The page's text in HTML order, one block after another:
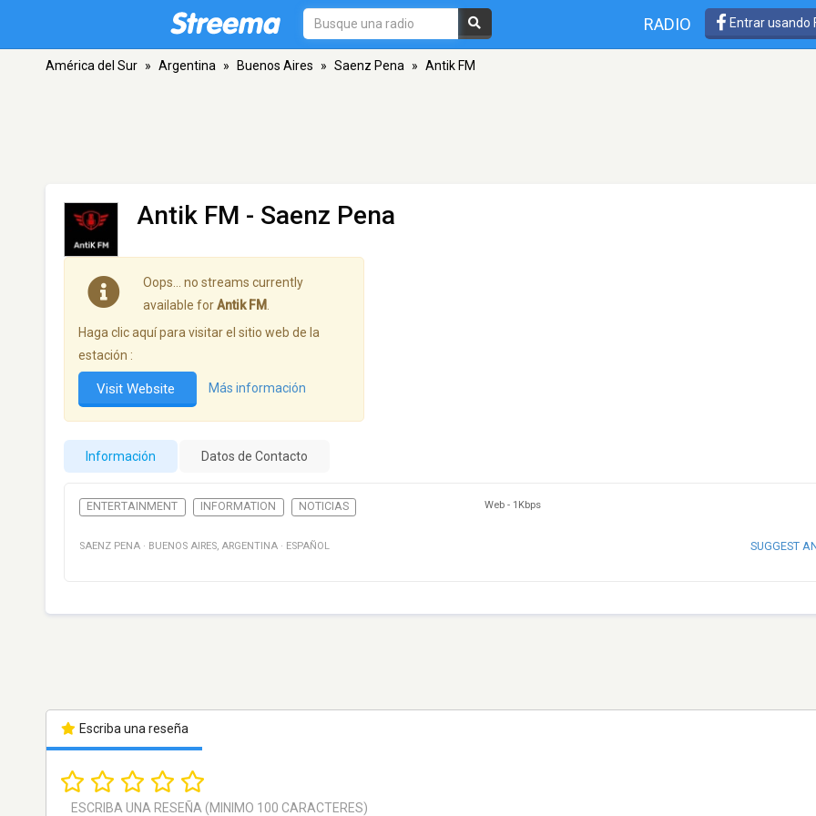
RADIO Entrar usando
América del Sur » Argentina » Buenos Aires » Saenz Pena » Antik FM
Antik FM - Saenz Pena
Oops… no streams currently
available forAntik FM
Haga clic aquí para visitar el sitio web de la
estación :
Visit Website Más información
Información Datos de Contacto
ENTERTAINMENT INFORMATION NOTICIAS Web - 1Kbps
SAENZ PENA · BUENOS AIRES, ARGENTINA · ESPAÑOL SUGGEST
Escriba una reseña